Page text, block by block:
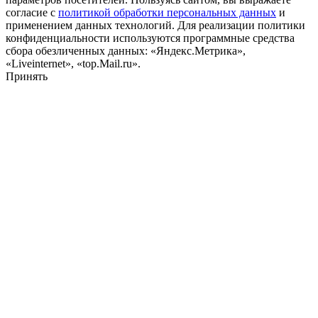
согласие с политикой обработки персональных данных и
применением данных технологий. Для реализации политики
конфиденциальности используются программные средства
сбора обезличенных данных: «Яндекс.Метрика»,
«Liveinternet», «top.Mail.ru».
Принять